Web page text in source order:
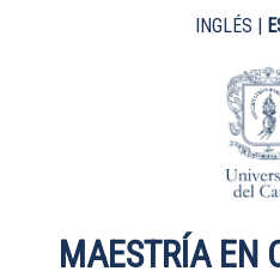
Pasar al contenido principal
INGLÉS |
MAESTRÍA EN